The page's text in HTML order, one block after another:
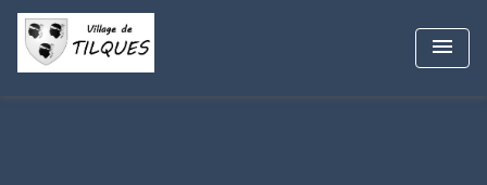
menu